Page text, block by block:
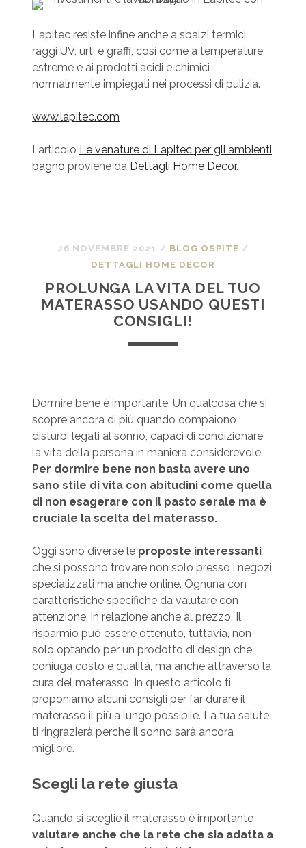
Lapitec resiste infine anche a sbalzi termici,
raggi UV, urti e graffi, così come a temperature
estreme e ai prodotti acidi e chimici
normalmente impiegati nei processi di pulizia.
www.lapitec.com
L’articolo Le venature di Lapitec per gli ambienti
bagno proviene da Dettagli Home Decor.
26 NOVEMBRE 2021 / BLOG OSPITE /
DETTAGLI HOME DECOR
PROLUNGA LA VITA DEL TUO
MATERASSO USANDO QUESTI
CONSIGLI!
Dormire bene è importante. Un qualcosa che si
scopre ancora di più quando compaiono
disturbi legati al sonno, capaci di condizionare
la vita della persona in maniera considerevole.
Per dormire bene non basta avere uno
sano stile di vita con abitudini come quella
di non esagerare con il pasto serale ma è
cruciale la scelta del materasso.
Oggi sono diverse le proposte interessanti
che si possono trovare non solo presso i negozi
specializzati ma anche online. Ognuna con
caratteristiche specifiche da valutare con
attenzione, in relazione anche al prezzo. Il
risparmio può essere ottenuto, tuttavia, non
solo optando per un prodotto di design che
coniuga costo e qualità, ma anche attraverso la
cura del materasso. In questo articolo ti
proponiamo alcuni consigli per far durare il
materasso il più a lungo possibile. La tua salute
ti ringrazierà perché il sonno sarà ancora
migliore.
Scegli la rete giusta
Quando si sceglie il materasso è importante
valutare anche che la rete che sia adatta a